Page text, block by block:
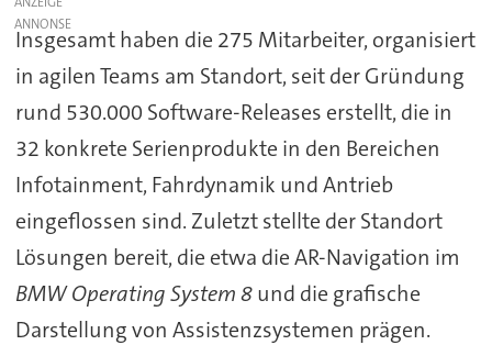
Insgesamt haben die 275 Mitarbeiter, organisiert
in agilen Teams am Standort, seit der Gründung
rund 530.000 Software-Releases erstellt, die in
32 konkrete Serienprodukte in den Bereichen
Infotainment, Fahrdynamik und Antrieb
eingeflossen sind. Zuletzt stellte der Standort
Lösungen bereit, die etwa die AR-Navigation im
BMW Operating System 8und die grafische
Darstellung von Assistenzsystemen prägen.